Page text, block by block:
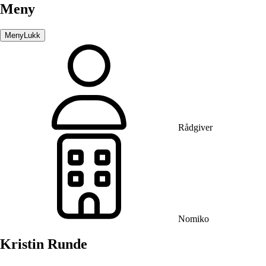
Meny
Meny Lukk
Rådgiver
Nomiko
Kristin Runde